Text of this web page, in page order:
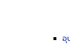
อุ